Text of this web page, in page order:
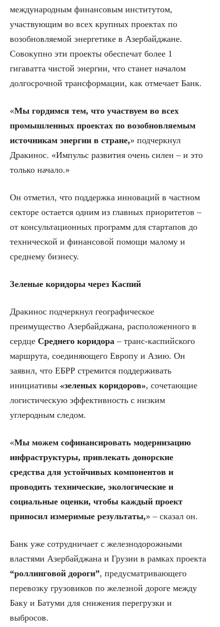
международным финансовым институтом,
участвующим во всех крупных проектах по
возобновляемой энергетике в Азербайджане.
Совокупно эти проекты обеспечат более 1
гигаватта чистой энергии, что станет началом
долгосрочной трансформации, как отмечает Банк.
«Мы гордимся тем, что участвуем во всех
промышленных проектах по возобновляемым
источникам энергии в стране,» подчеркнул
Дракинос. «Импульс развития очень силен – и это
только начало.»
Он отметил, что поддержка инноваций в частном
секторе остается одним из главных приоритетов –
от консультационных программ для стартапов до
технической и финансовой помощи малому и
среднему бизнесу.
Зеленые коридоры через Каспий
Дракинос подчеркнул географическое
преимущество Азербайджана, расположенного в
сердце Среднего коридора – транс-каспийского
маршрута, соединяющего Европу и Азию. Он
заявил, что ЕБРР стремится поддерживать
инициативы «зеленых коридоров», сочетающие
логистическую эффективность с низким
углеродным следом.
«Мы можем софинансировать модернизацию
инфраструктуры, привлекать донорские
средства для устойчивых компонентов и
проводить технические, экологические и
социальные оценки, чтобы каждый проект
приносил измеримые результаты,» – сказал он.
Банк уже сотрудничает с железнодорожными
властями Азербайджана и Грузии в рамках проекта
“роллинговой дороги”, предусматривающего
перевозку грузовиков по железной дороге между
Баку и Батуми для снижения перегрузки и
выбросов.